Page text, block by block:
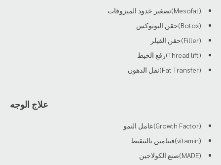
(Mesofat)تصغير خدود الميزوفات
(Botox)حقن البوتوكس
(Filler)حقن الفيلر
(Thread lift)رفع الخيط
(Fat Transfer)نقل الدهون
علاج الوجه
(Growth Factor)عامل النمو
(vitamin)فيتامين بالتنقيط
(MADE)صنع الكولاجين